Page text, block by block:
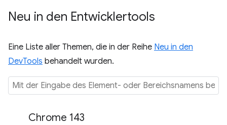
Neu in den Entwicklertools
Eine Liste aller Themen, die in der Reihe Neu in den
DevTools behandelt wurden.
Chrome 143